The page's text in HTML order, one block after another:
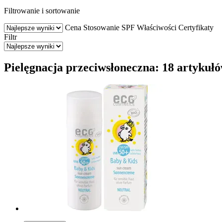
Filtrowanie i sortowanie
Cena Stosowanie SPF Właściwości Certyfikaty
Filtr
Pielęgnacja przeciwsłoneczna: 18